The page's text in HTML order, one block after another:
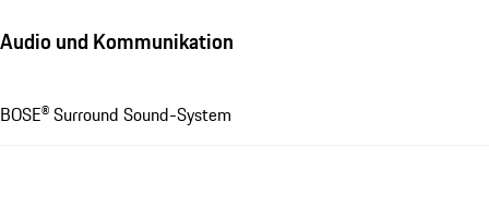
Audio und Kommunikation
BOSE® Surround Sound-System